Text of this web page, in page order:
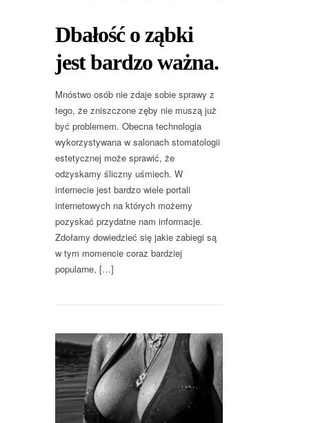
Dbałość o ząbki
jest bardzo ważna.
Mnóstwo osób nie zdaje sobie sprawy z
tego, że zniszczone zęby nie muszą już
być problemem. Obecna technologia
wykorzystywana w salonach stomatologii
estetycznej może sprawić, że
odzyskamy śliczny uśmiech. W
internecie jest bardzo wiele portali
internetowych na których możemy
pozyskać przydatne nam informacje.
Zdołamy dowiedzieć się jakie zabiegi są
w tym momencie coraz bardziej
popularne, […]